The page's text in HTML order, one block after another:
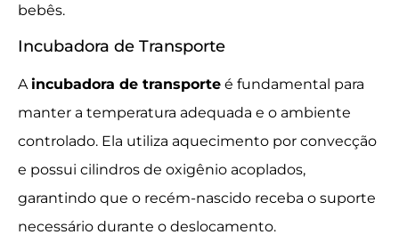
bebês.
Incubadora de Transporte
Aincubadora de transporte é fundamental para
manter a temperatura adequada e o ambiente
controlado. Ela utiliza aquecimento por convecção
e possui cilindros de oxigênio acoplados,
garantindo que o recém-nascido receba o suporte
necessário durante o deslocamento.